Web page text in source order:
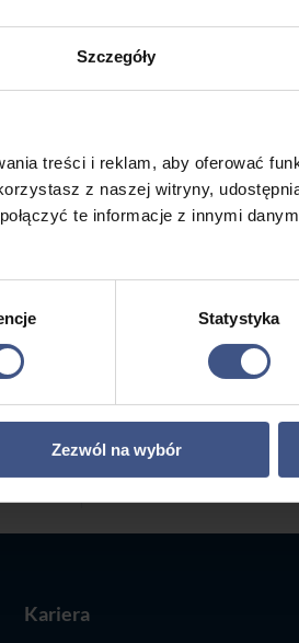
Szczegóły
treści i reklam, aby oferować
z naszej witryny,
te informacje z innymi
Statystyka
Zezwól na wybór
lub zlokalizować wpis przy użyciu
Contact to require
of your plan.
tempor incididunt ut labore et

780 114 926
Kariera